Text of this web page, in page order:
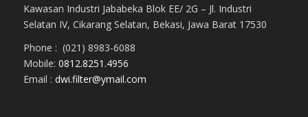
Kawasan Industri Jababeka Blok EE/ 2G – Jl. Industri
Selatan IV, Cikarang Selatan, Bekasi, Jawa Barat 17530
Phone : (021) 8983-6088
Mobile: 0812.8251.4956
Email : dwi.filter@ymail.com